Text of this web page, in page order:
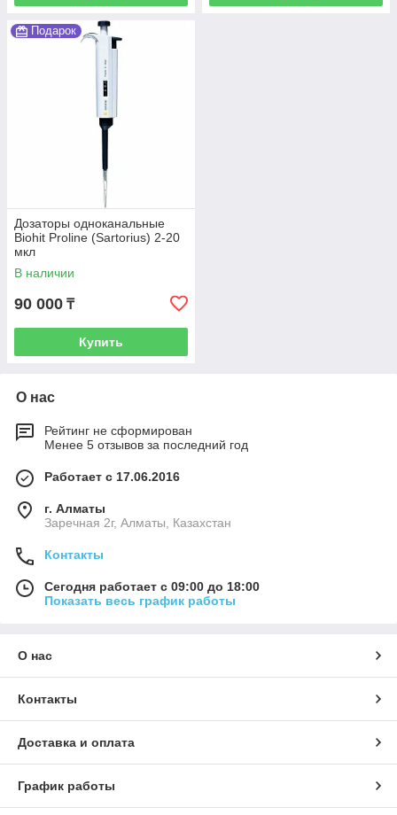
Подарок
Дозаторы одноканальные
Biohit Proline (Sartorius) 2-20
мкл
В наличии
90 000 ₸
Купить
О нас
Рейтинг не сформирован
Менее 5 отзывов за последний год
Работает с 17.06.2016
г. Алматы
Заречная 2г, Алматы, Казахстан
Контакты
Сегодня работает с 09:00 до 18:00
Показать весь график работы
О нас
Контакты
Доставка и оплата
График работы